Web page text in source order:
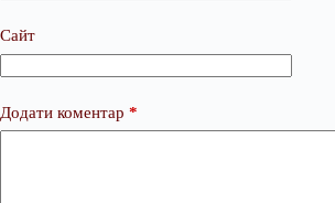
Сайт
Додати коментар *